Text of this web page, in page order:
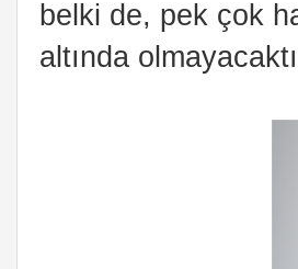
belki de, pek çok
altında